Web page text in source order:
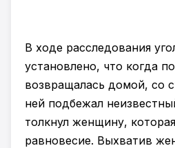
В ходе расследования
установлено, что когда
возвращалась домой, со
ней подбежал
толкнул женщину,
равновесие. Выхватив